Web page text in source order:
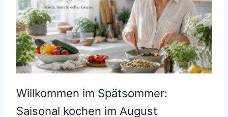
Willkommen im Spätsommer:
Saisonal kochen im August